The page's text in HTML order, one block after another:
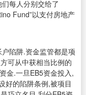
每人分别交给了
Fund”以支付房地产
陷阱.资金监管都是项
可从中获相当比例的
金.一旦EB5资金投入,
好的陷阱条例,被项目